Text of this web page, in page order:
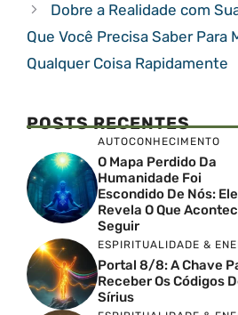
Dobre a Realidade com
Que Você Precisa Saber Para
Qualquer Coisa Rapidamente
POSTS RECENTES
AUTOCONHECIMENTO
O Mapa Perdido Da
Humanidade Foi
Escondido De Nós: Ele
Revela O Que
Seguir
ESPIRITUALIDADE &
Portal 8/8: A Chave
Receber Os Códigos
Sírius